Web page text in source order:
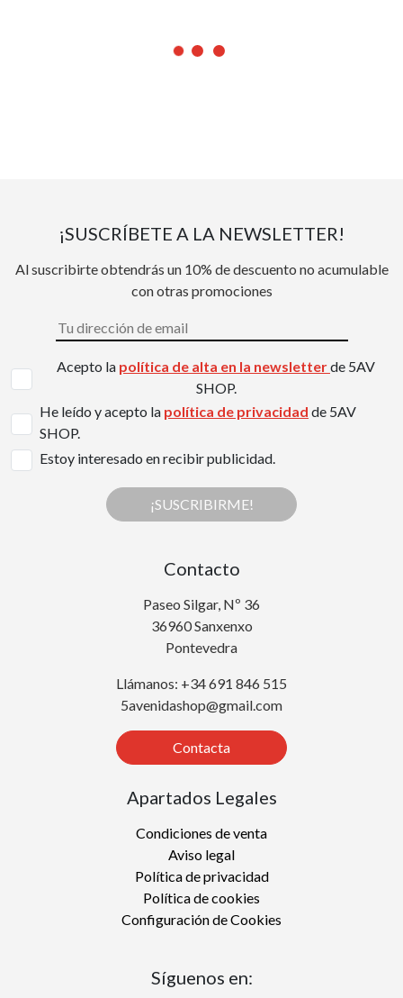
¡SUSCRÍBETE A LA NEWSLETTER!
Al suscribirte obtendrás un 10% de descuento no acumulable
con otras promociones
Acepto la política de alta en la newsletterde 5AV
SHOP.
He leído y acepto la política de privacidad de 5AV
SHOP.
Estoy interesado en recibir publicidad.
¡SUSCRIBIRME!
Contacto
Paseo Silgar, Nº 36
36960 Sanxenxo
Pontevedra
Llámanos: +34 691 846 515
5avenidashop@gmail.com
Contacta
Apartados Legales
Condiciones de venta
Aviso legal
Política de privacidad
Política de cookies
Configuración de Cookies
Síguenos en: